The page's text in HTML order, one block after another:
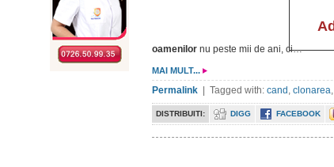
oamenilor nu peste mii de ani, ci…
MAI MULT...
Permalink | Tagged with: cand , clonarea,
DISTRIBUITI: DIGG FACEBOOK